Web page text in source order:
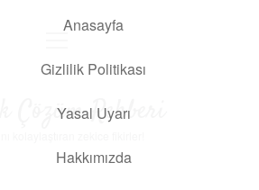
Anasayfa
Gizlilik Politikası
Yasal Uyarı
Hakkımızda
Çözüm Rehberi